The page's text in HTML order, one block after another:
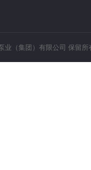
（集团）有限公司 保留